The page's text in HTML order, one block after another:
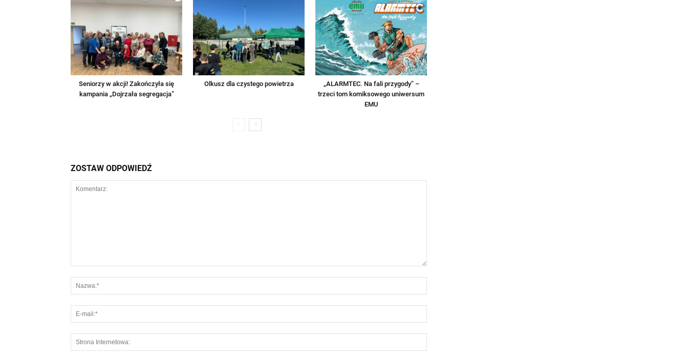
Seniorzy w akcji! Zakończyła się
kampania „Dojrzała segregacja”
Olkusz dla czystego powietrza
„ALARMTEC. Na fali przygody” –
trzeci tom komiksowego uniwersum
EMU
ZOSTAW ODPOWIEDŹ